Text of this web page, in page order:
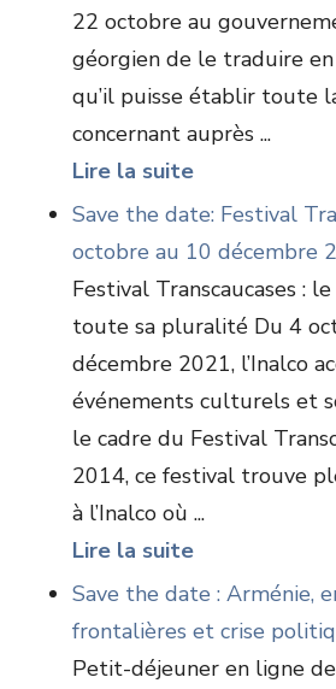
22 octobre au
géorgien de le traduire
qu’il puisse établir toute
concernant auprès ...
Lire la suite
Save the date: Festival
octobre au 10 décembre
Festival Transcaucases :
toute sa pluralité Du 4
décembre 2021, l’Inalco
événements culturels et
le cadre du Festival
2014, ce festival trouve
à l’Inalco où ...
Lire la suite
Save the date : Arménie,
frontalières et crise
Petit-déjeuner en ligne